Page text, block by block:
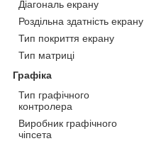
Діагональ екрану
Роздільна здатність екрану
Тип покриття екрану
Тип матриці
Графіка
Тип графічного
контролера
Виробник графічного
чіпсета